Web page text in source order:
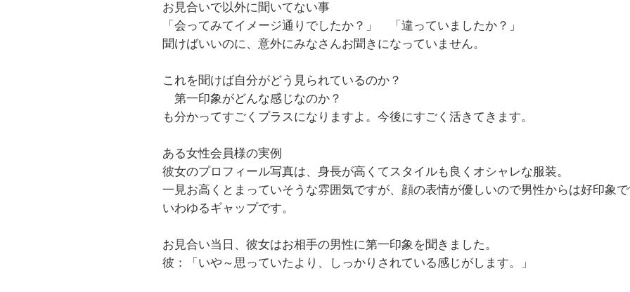
お見合いで以外に聞いてない事
「会ってみてイメージ通りでしたか？」 「違っていましたか？」
聞けばいいのに、意外にみなさんお聞きになっていません。
これを聞けば自分がどう見られているのか？
第一印象がどんな感じなのか？
も分かってすごくプラスになりますよ。今後にすごく活きてきます。
ある女性会員様の実例
彼女のプロフィール写真は、身長が高くてスタイルも良くオシャレな服装。
一見お高くとまっていそうな雰囲気ですが、顔の表情が優しいので男性からは好印象
いわゆるギャップです。
お見合い当日、彼女はお相手の男性に第一印象を聞きました。
彼：「いや～思っていたより、しっかりされている感じがします。」